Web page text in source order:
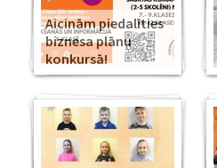
Aicinām piedalīties
biznesa plānu
konkursā!